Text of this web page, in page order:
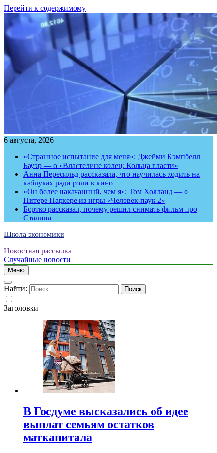
Перейти к содержимому
6 августа, 2026
«Страшное испытание для меня»: Джейми Кэмпбелл
Бауэр — о «Властелине колец: Кольца власти»
Анна Пересильд рассказала, что научилась ходить на
каблуках ради роли в кино
«Он более накачанный, чем я»: Том Холланд — о
Питере Паркере из игры «Человек-паук 2»
Бортко рассказал, почему решил снимать фильм про
Сталина
Школа экономики
Новостная рассылка
Случайные новости
Меню
Найти:
Заголовки
В Госдуме высказались об идее
выплат семьям остатков
маткапитала